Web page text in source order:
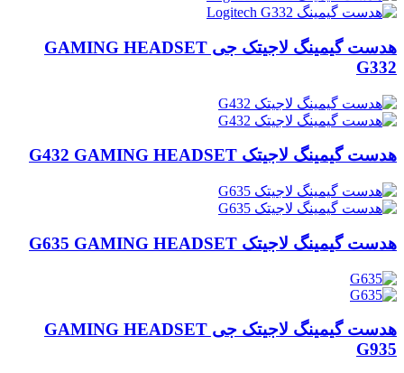
هدست گیمینگ لاجیتک جی GAMING HEADSET
G332
هدست گیمینگ لاجیتک G432 GAMING HEADSET
هدست گیمینگ لاجیتک G635 GAMING HEADSET
هدست گیمینگ لاجیتک جی GAMING HEADSET
G935